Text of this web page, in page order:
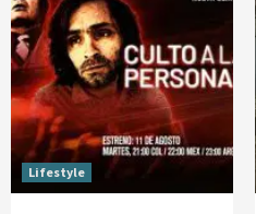
Lifestyle